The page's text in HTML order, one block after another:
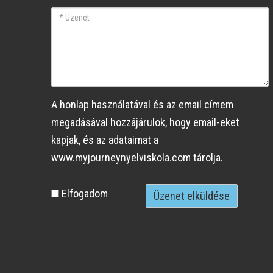
Üzenet
A honlap használatával és az email címem
megadásával hozzájárulok, hogy email-eket
kapjak, és az adataimat a
www.myjourneynyelviskola.com tárolja.
Személyes
Elfogadom